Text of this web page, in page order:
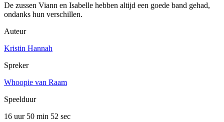
De zussen Viann en Isabelle hebben altijd een goede band gehad,
ondanks hun verschillen.
Auteur
Kristin Hannah
Spreker
Whoopie van Raam
Speelduur
16 uur 50 min 52 sec